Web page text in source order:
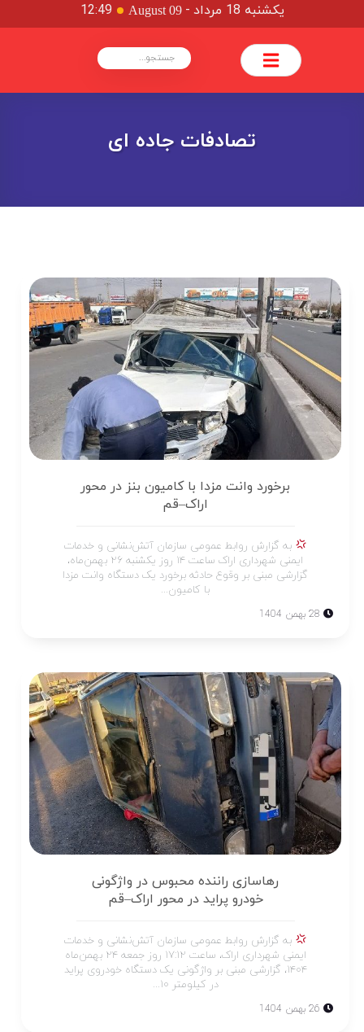
یکشنبه 18 مرداد -
August 09
12:49
تصادفات جاده ای
برخورد وانت مزدا با کامیون بنز در محور
اراک–قم
به گزارش روابط عمومی سازمان آتش‌نشانی و خدمات
ایمنی شهرداری اراک ساعت ۱۴ روز یکشنبه ۲۶ بهمن‌ماه،
گزارشی مبنی بر وقوع حادثه برخورد یک دستگاه وانت مزدا
با کامیون...
28 بهمن 1404
رهاسازی راننده محبوس در واژگونی
خودرو پراید در محور اراک–قم
به گزارش روابط عمومی سازمان آتش‌نشانی و خدمات
ایمنی شهرداری اراک، ساعت ۱۷:۱۲ روز جمعه ۲۴ بهمن‌ماه
۱۴۰۴، گزارشی مبنی بر واژگونی یک دستگاه خودروی پراید
در کیلومتر ۱۰...
26 بهمن 1404